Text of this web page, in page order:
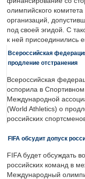
олимпийского
организаций,
под своей эгидой. С
к ней присоединились
Всероссийская
продление отстранения
Всероссийская
оспорила в
Международной
(World Athletics) о
российских
FIFA обсудит допуск
FIFA будет обсуждать
российских команд в
Международный